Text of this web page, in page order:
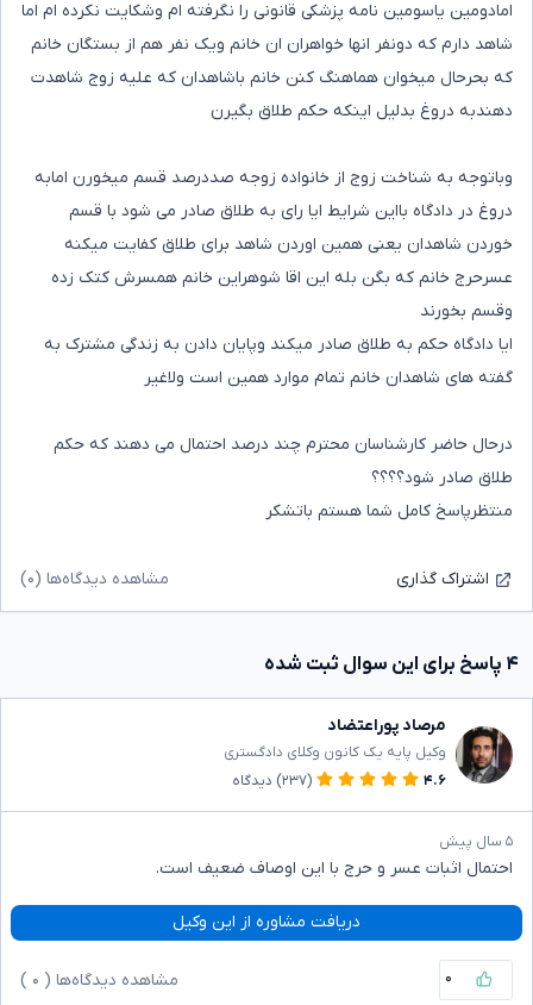
امادومین یاسومین نامه پزشکی قانونی را نگرفته ام وشکایت نکرده ام اما
شاهد دارم که دونفر انها خواهران ان خانم ویک نفر هم از بستگان خانم
که بحرحال میخوان هماهنگ کنن خانم باشاهدان که علیه زوج شاهدت
دهندبه دروغ بدلیل اینکه حکم طلاق بگیرن
وباتوجه به شناخت زوج از خانواده زوجه صددرصد قسم میخورن امابه
دروغ در دادگاه بااین شرایط ایا رای به طلاق صادر می شود با قسم
خوردن شاهدان یعنی همین اوردن شاهد برای طلاق کفایت میکنه
عسرحرج خانم که بگن بله این اقا شوهراین خانم همسرش کتک زده
وقسم بخورند
ایا دادگاه حکم به طلاق صادر میکند وپایان دادن به زندگی مشترک به
گفته های شاهدان خانم تمام موارد همین است ولاغیر
درحال حاضر کارشناسان محترم چند درصد احتمال می دهند که حکم
طلاق صادر شود؟؟؟؟
منتظرپاسخ کامل شما هستم باتشکر
اشتراک گذاری مشاهده دیدگاه‌ها (۰)
۴ پاسخ برای این سوال ثبت شده
مرصاد پوراعتضاد
وکیل پایه یک کانون وکلای دادگستری
۴.۶
(۲۳۷) دیدگاه
۵ سال پیش
احتمال اثبات عسر و حرج با این اوصاف ضعیف است.
دریافت مشاوره از این وکیل
۰ مشاهده دیدگاه‌ها ( ۰